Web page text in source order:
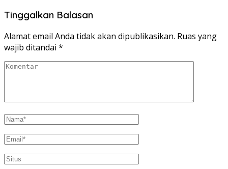
Tinggalkan Balasan
Alamat email Anda tidak akan dipublikasikan. Ruas yang
wajib ditandai *